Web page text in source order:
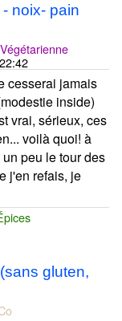
noix- pain
22:42
cesserai jamais
inside)
vrai, sérieux, ces
voilà quoi! à
peu le tour des
j'en refais, je
gluten,